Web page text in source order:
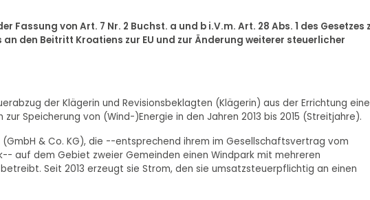
Fassung von Art. 7 Nr. 2 Buchst. a und b i.V.m. Art. 28 Abs. 1 des Gesetzes
den Beitritt Kroatiens zur EU und zur Änderung weiterer steuerlicher
der Klägerin und Revisionsbeklagten (Klägerin) aus der Errichtung
Speicherung von (Wind-)Energie in den Jahren 2013 bis 2015 (Streitjahre).
& Co. KG), die --entsprechend ihrem im Gesellschaftsvertrag vom
auf dem Gebiet zweier Gemeinden einen Windpark mit mehreren
Seit 2013 erzeugt sie Strom, den sie umsatzsteuerpflichtig an einen